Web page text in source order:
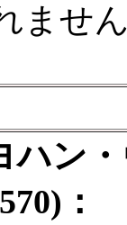
ませ
ハン
：